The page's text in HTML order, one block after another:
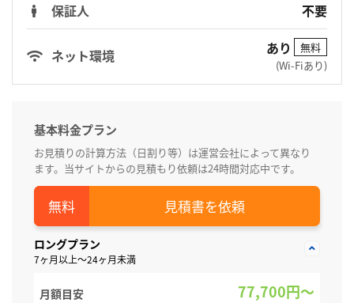
保証人
不要
ネット環境 あり
無料
(Wi-Fiあり)
基本料金プラン
お見積りの計算方法（日割り等）は運営会社によって異なり
ます。当サイトからの見積もり依頼は24時間対応中です。
見積書を依頼
ロングプラン
7ヶ月以上～24ヶ月未満
月額目安 77,700円～